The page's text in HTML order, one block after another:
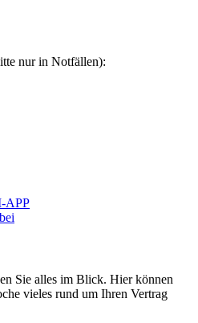
nur in Notfällen):
APP
Sie alles im Blick. Hier können
vieles rund um Ihren Vertrag